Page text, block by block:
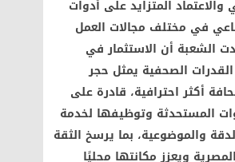
والاعتماد المتزايد على أدوات
في مختلف مجالات العمل
الشعبة أن الاستثمار في
القدرات الصحفية يمثل حجر
أكثر احترافية، قادرة على
المستحدثة وتوظيفها لخدمة
والموضوعية، بما يرسخ الثقة
ويعزز مكانتها محليًا